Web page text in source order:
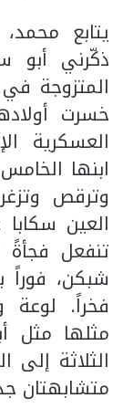
يتابع
ذكّرني أبو
المتزوجة
خسرت
العسكرية
ابنها
وترقص
العين
تنفعل
شبكن، فوراً
فخراً. لوعة
مثلها مثل
الثلاثة إلى
متشابهتان